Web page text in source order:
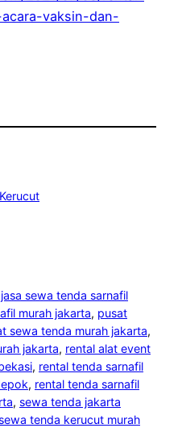
vaksin-dan-
jasa sewa tenda sarnafil
murah jakarta, pusat
sewa tenda murah jakarta
jakarta, rental alat event
, rental tenda sarnafil
, rental tenda sarnafil
, sewa tenda jakarta
tenda kerucut murah